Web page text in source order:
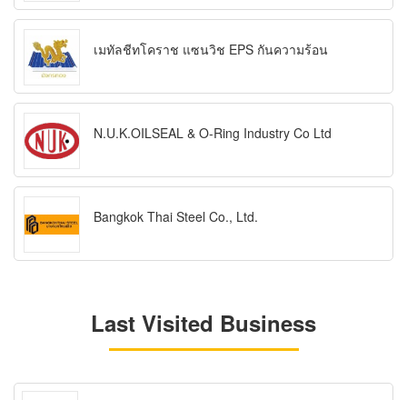
เมทัลชีทโคราช แซนวิช EPS กันความร้อน
N.U.K.OILSEAL & O-Ring Industry Co Ltd
Bangkok Thai Steel Co., Ltd.
Last Visited Business